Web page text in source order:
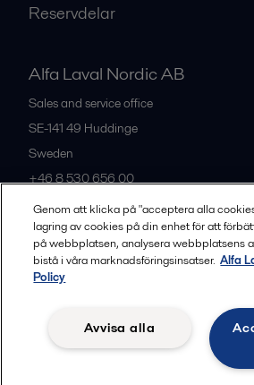
Reservdelar
Alfa Laval Nordic AB
Sales and service office
SE-141 49 Huddinge
Sweden
+46 8 530 656 00
Alla kontor och partners
Legal
Community
Genom att klicka på "acceptera alla
lagring av cookies på din enhet för att
på webbplatsen, analysera webbplatsens
bistå i våra marknadsföringsinsatser. Alfa
Policy
Avvisa alla